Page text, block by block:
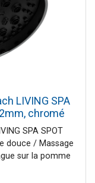
LIVING SPA
chromé
SPA SPOT
douce / Massage
sur la pomme
comprenant un
70 mm x 70 mm